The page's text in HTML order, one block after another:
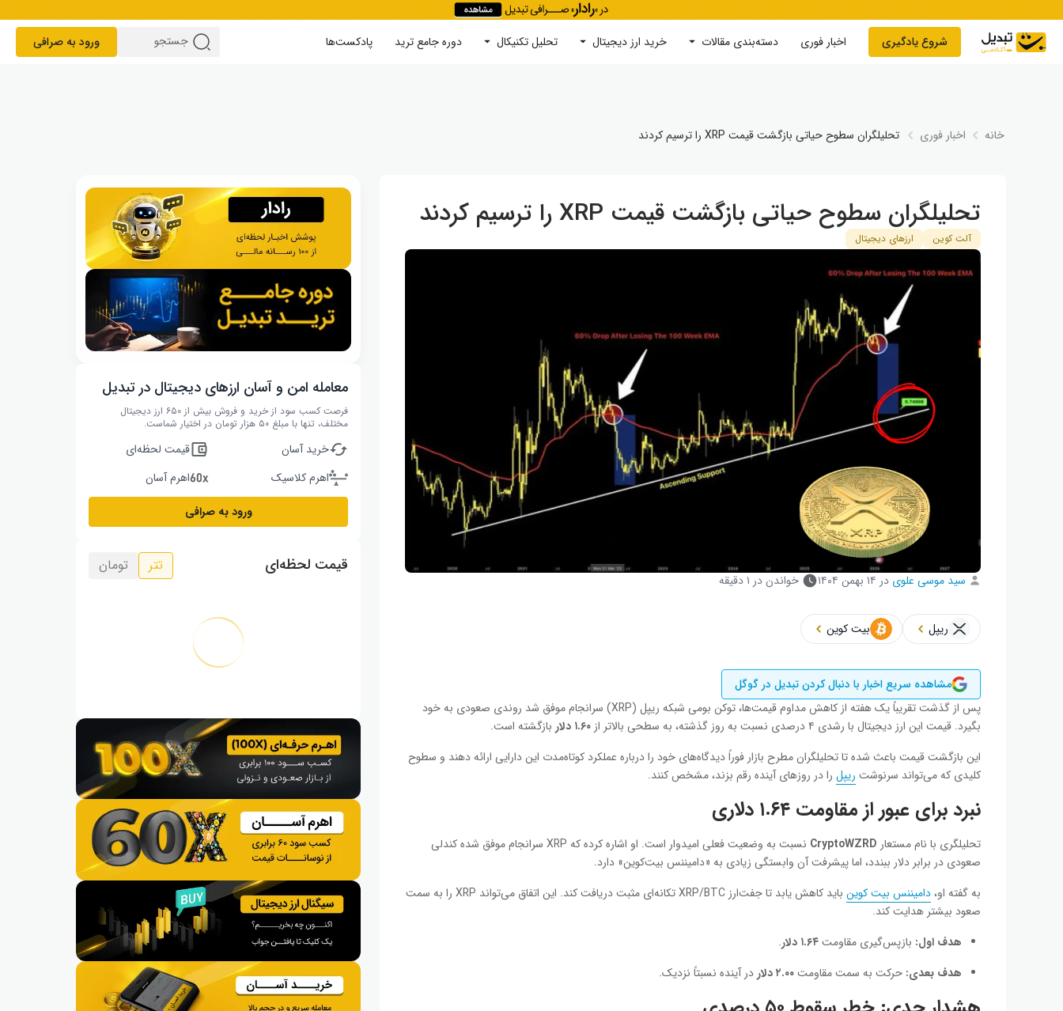
شروع یادگیری اخبار فوری دسته‌بندی مقالات خرید ارز دیجیتال تحلیل تکنیکال دوره‌ جامع ترید پادکست‌ها جستجو ورود به صرافی
خانه اخبار فوری تحلیلگران سطوح حیاتی بازگشت قیمت XRP را ترسیم کردند
تحلیلگران سطوح حیاتی بازگشت قیمت XRP را ترسیم کردند
آلت کوین ارزهای دیجیتال
سید موسی علوی در ۱۴ بهمن ۱۴۰۴ خواندن در ۱ دقیقه
ریپل بیت کوین
مشاهده سریع اخبار با دنبال کردن تبدیل در گوگل
پس از گذشت تقریباً یک هفته از کاهش مداوم قیمت‌ها، توکن بومی شبکه ریپل (XRP) سرانجام موفق شد روندی صعودی به خود
بگیرد. قیمت این ارز دیجیتال با رشدی ۴ درصدی نسبت به روز گذشته، به سطحی بالاتر از
۱.۶۰ دلار بازگشته است.
این بازگشت قیمت باعث شده تا تحلیلگران مطرح بازار فوراً دیدگاه‌های خود را درباره عملکرد کوتاه‌مدت این دارایی ارائه دهند و سطوح
کلیدی که می‌تواند سرنوشت ریپل را در روزهای آینده رقم بزند، مشخص کنند.
نبرد برای عبور از مقاومت ۱.۶۴ دلاری
تحلیلگری با نام مستعار CryptoWZRD
نسبت به وضعیت فعلی امیدوار است. او اشاره کرده که XRP سرانجام موفق شده کندلی
صعودی در برابر دلار ببندد، اما پیشرفت آن وابستگی زیادی به «دامیننس بیت‌کوین» دارد.
به گفته او، دامیننس بیت‌ کوین
باید کاهش یابد تا جفت‌ارز XRP/BTC تکانه‌ای مثبت دریافت کند. این اتفاق می‌تواند XRP را به سمت
صعود بیشتر هدایت کند.
هدف اول: بازپس‌گیری مقاومت۱.۶۴ دلار.
هدف بعدی: حرکت به سمت مقاومت۲.۰۰دلار در آینده نسبتاً نزدیک.
معامله امن و آسان ارزهای دیجیتال در تبدیل
فرصت کسب سود از خرید و فروش بیش از ۶۵۰ ارز دیجیتال
مختلف، تنها با مبلغ ۵۰ هزار تومان در اختیار شماست.
خرید آسان
قیمت لحظه‌ای
اهرم کلاسیک
اهرم آسان
ورود به صرافی
قیمت لحظه‌ای تتر تومان